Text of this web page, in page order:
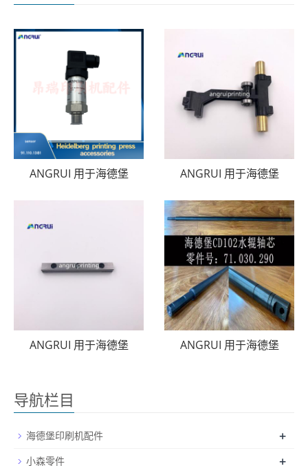
ANGRUI 用于海德堡 ANGRUI 用于海德堡
ANGRUI 用于海德堡 ANGRUI 用于海德堡
导航栏目
海德堡印刷机配件 +
小森零件 +